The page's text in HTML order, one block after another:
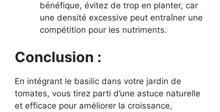
bénéfique, évitez de trop en planter, car
une densité excessive peut entraîner une
compétition pour les nutriments.
Conclusion :
En intégrant le basilic dans votre jardin de
tomates, vous tirez parti d’une astuce naturelle
et efficace pour améliorer la croissance,